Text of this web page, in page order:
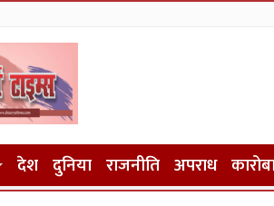
देश दुनिया राजनीति अपराध